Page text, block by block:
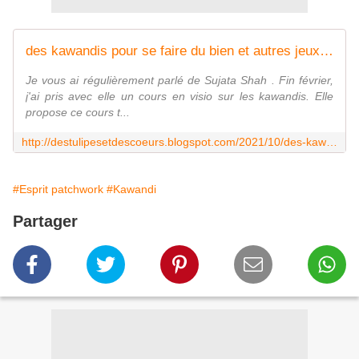
des kawandis pour se faire du bien et autres jeux de tissus
Je vous ai régulièrement parlé de Sujata Shah . Fin février,
j'ai pris avec elle un cours en visio sur les kawandis. Elle
propose ce cours t...
#Esprit patchwork #Kawandi
Partager